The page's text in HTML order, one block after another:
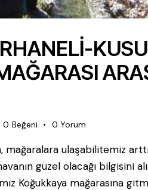
0 Beğeni 0 Yorum
mağaralara ulaşabilitemiz
güzel olacağı bilgisini
Koğukkaya mağarasına